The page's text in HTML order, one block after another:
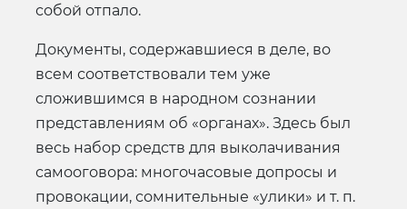
собой отпало.
Документы, содержавшиеся в деле, во
всем соответствовали тем уже
сложившимся в народном сознании
представлениям об «органах». Здесь был
весь набор средств для выколачивания
самооговора: многочасовые допросы и
провокации, сомнительные «улики» и т. п.